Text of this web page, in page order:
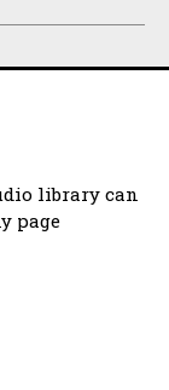
library can
page